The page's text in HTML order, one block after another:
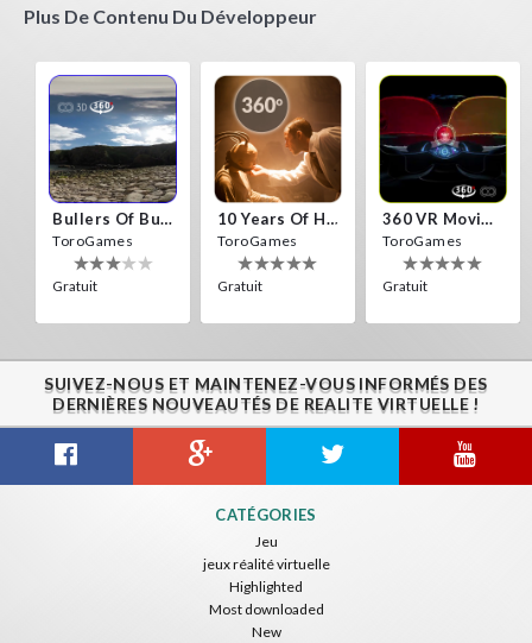
Plus De Contenu Du Développeur
Bullers Of Buchan Aberdeen
ToroGames
Gratuit
10 Years Of Horror Nights
ToroGames
Gratuit
360 VR Movie Experience
ToroGames
Gratuit
Caminandes
SUIVEZ-NOUS ET MAINTENEZ-VOUS INFORMÉS DES
DERNIÈRES NOUVEAUTÉS DE REALITE VIRTUELLE !
CATÉGORIES
Jeu
jeux réalité virtuelle
Highlighted
Most downloaded
New